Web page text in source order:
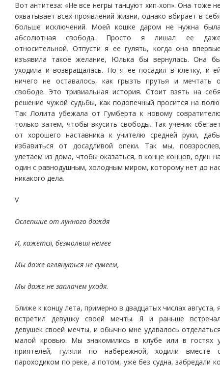
Вот антитеза: «Не все негры танцуют хип-хоп». Она тоже
охватывает всех проявлений жизни, однако вбирает в
больше исключений. Моей кошке даром не нужна
абсолютная свобода. Просто я лишал ее
относительной. Отпусти я ее гулять, когда она
изъявила такое желание, Юлька бы вернулась. Она
уходила и возвращалась. Но я ее посадил в клетку, и
ничего не оставалось, как грызть прутья и мечтать
свободе. Это тривиальная история. Стоит взять на
решение чужой судьбы, как подопечный просится на
Так Лолита убежала от Гумберта к новому
только затем, чтобы вкусить свободы. Так ученик
от хорошего наставника к учителю средней руки,
избавиться от досадливой опеки. Так мы,
улетаем из дома, чтобы оказаться, в конце концов, один
один с равнодушным, холодным миром, которому нет до
никакого дела.
V
Ослепшие от лунного дождя
И, кажется, безмолвия немее
Мы даже оглянуться не сумеем,
Мы даже не заплачем уходя.
Ближе к концу лета, примерно в двадцатых числах августа,
встретил девушку своей мечты. Я и раньше
девушек своей мечты, и обычно мне удавалось
малой кровью. Мы знакомились в клубе или в гостях
приятелей, гуляли по набережной, ходили вместе
пароходиком по реке, а потом, уже без судна, забредали